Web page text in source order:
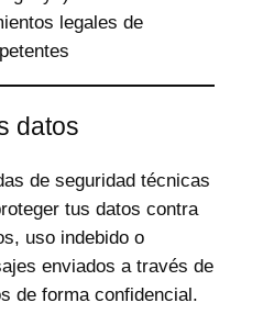
legales de
datos
de seguridad técnicas
tus datos contra
uso indebido o
enviados a través de
de forma confidencial.